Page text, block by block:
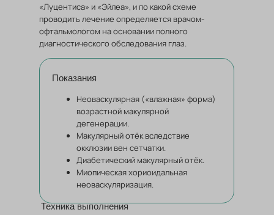
«Луцентиса» и «Эйлеа», и по какой схеме
проводить лечение определяется врачом-
офтальмологом на основании полного
диагностического обследования глаз.
Показания
Неоваскулярная («влажная» форма)
возрастной макулярной
дегенерации.
Макулярный отёк вследствие
окклюзии вен сетчатки.
Диабетический макулярный отёк.
Миопическая хориоидальная
неоваскуляризация.
Техника выполнения